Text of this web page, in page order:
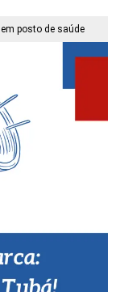
posto de saúde